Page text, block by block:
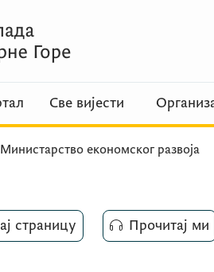
Све вијести
Министарство економског развоја
страницу Прочитај ми